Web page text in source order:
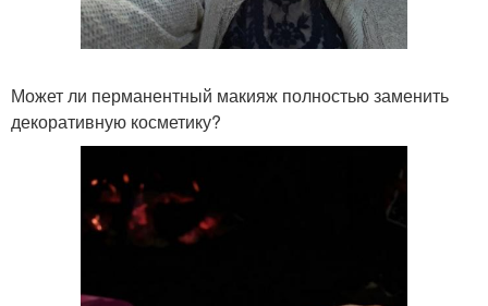
Может ли перманентный макияж полностью заменить
декоративную косметику?